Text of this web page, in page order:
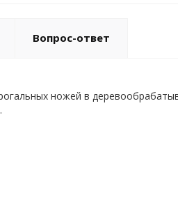
Вопрос-ответ
ножей в